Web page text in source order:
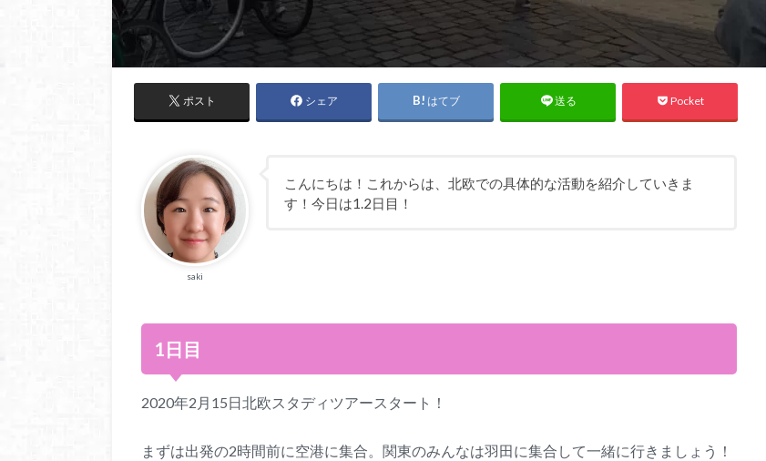
ポスト シェア はてブ 送る Pocket
saki
こんにちは！これからは、北欧での具体的な活動を紹介していきま
す！今日は1.2日目！
1日目
2020年2月15日北欧スタディツアースタート！
まずは出発の2時間前に空港に集合。関東のみんなは羽田に集合して一緒に行きましょう！